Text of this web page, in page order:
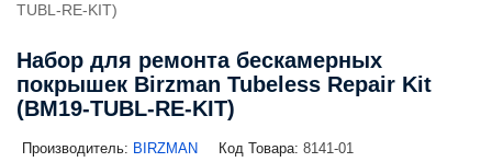
TUBL-RE-KIT)
Набор для ремонта бескамерных
покрышек Birzman Tubeless Repair Kit
(BM19-TUBL-RE-KIT)
Производитель: BIRZMAN Код Товара: 8141-01